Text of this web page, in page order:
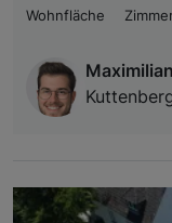
Wohnfläche